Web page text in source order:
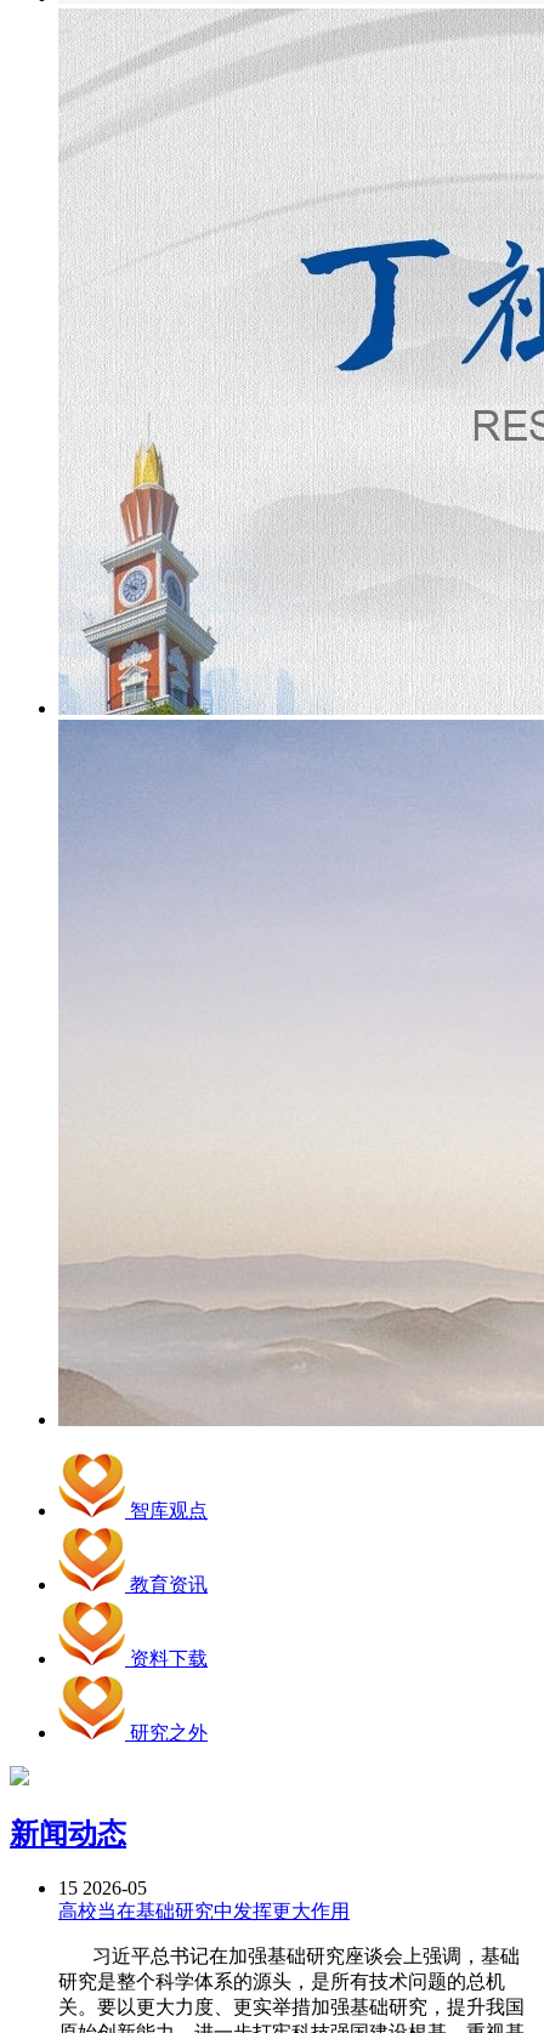
智库观点
教育资讯
资料下载
研究之外
新闻动态
15 2026-05
高校当在基础研究中发挥更大作用
习近平总书记在加强基础研究座谈会上强调，基础
研究是整个科学体系的源头，是所有技术问题的总机
关。要以更大力度、更实举措加强基础研究，提升我国